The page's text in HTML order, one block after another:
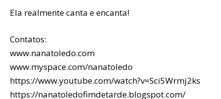
Ela realmente canta e encanta!
Contatos:
www.nanatoledo.com
www.myspace.com/nanatoledo
https://www.youtube.com/watch?v=Sci5Wrmj2ks
https://nanatoledofimdetarde.blogspot.com/